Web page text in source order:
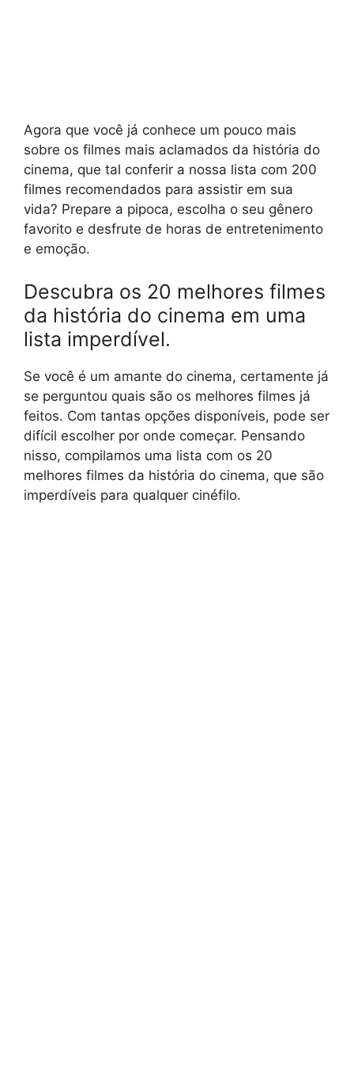
Agora que você já conhece um pouco mais
sobre os filmes mais aclamados da história do
cinema, que tal conferir a nossa lista com 200
filmes recomendados para assistir em sua
vida? Prepare a pipoca, escolha o seu gênero
favorito e desfrute de horas de entretenimento
e emoção.
Descubra os 20 melhores filmes
da história do cinema em uma
lista imperdível.
Se você é um amante do cinema, certamente já
se perguntou quais são os melhores filmes já
feitos. Com tantas opções disponíveis, pode ser
difícil escolher por onde começar. Pensando
nisso, compilamos uma lista com os 20
melhores filmes da história do cinema, que são
imperdíveis para qualquer cinéfilo.